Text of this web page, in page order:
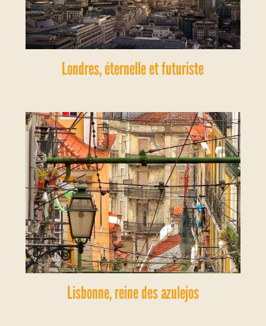
Londres, éternelle et futuriste
Lisbonne, reine des azulejos